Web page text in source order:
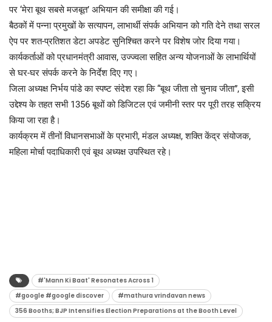
पर ‘मेरा बूथ सबसे मजबूत’ अभियान की समीक्षा की गई।
बैठकों में पन्ना प्रमुखों के सत्यापन, लाभार्थी संपर्क अभियान को गति देने तथा सरल
ऐप पर शत-प्रतिशत डेटा अपडेट सुनिश्चित करने पर विशेष जोर दिया गया।
कार्यकर्ताओं को प्रधानमंत्री आवास, उज्ज्वला सहित अन्य योजनाओं के लाभार्थियों
से घर-घर संपर्क करने के निर्देश दिए गए।
जिला अध्यक्ष निर्भय पांडे का स्पष्ट संदेश रहा कि “बूथ जीता तो चुनाव जीता”, इसी
उद्देश्य के तहत सभी 1356 बूथों को डिजिटल एवं जमीनी स्तर पर पूरी तरह सक्रिय
किया जा रहा है।
कार्यक्रम में तीनों विधानसभाओं के प्रभारी, मंडल अध्यक्ष, शक्ति केंद्र संयोजक,
महिला मोर्चा पदाधिकारी एवं बूथ अध्यक्ष उपस्थित रहे।
#'Mann Ki Baat' Resonates Across 1
#google #google discover
#mathura vrindavan news
356 Booths; BJP Intensifies Election Preparations at the Booth Level